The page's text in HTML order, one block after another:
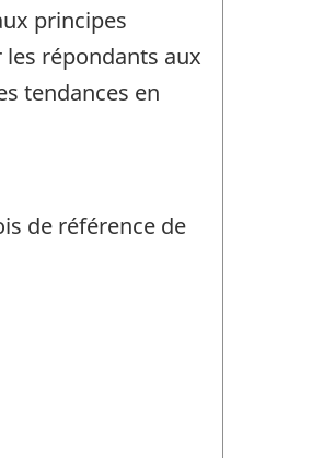
principes
répondants aux
tendances en
de référence de